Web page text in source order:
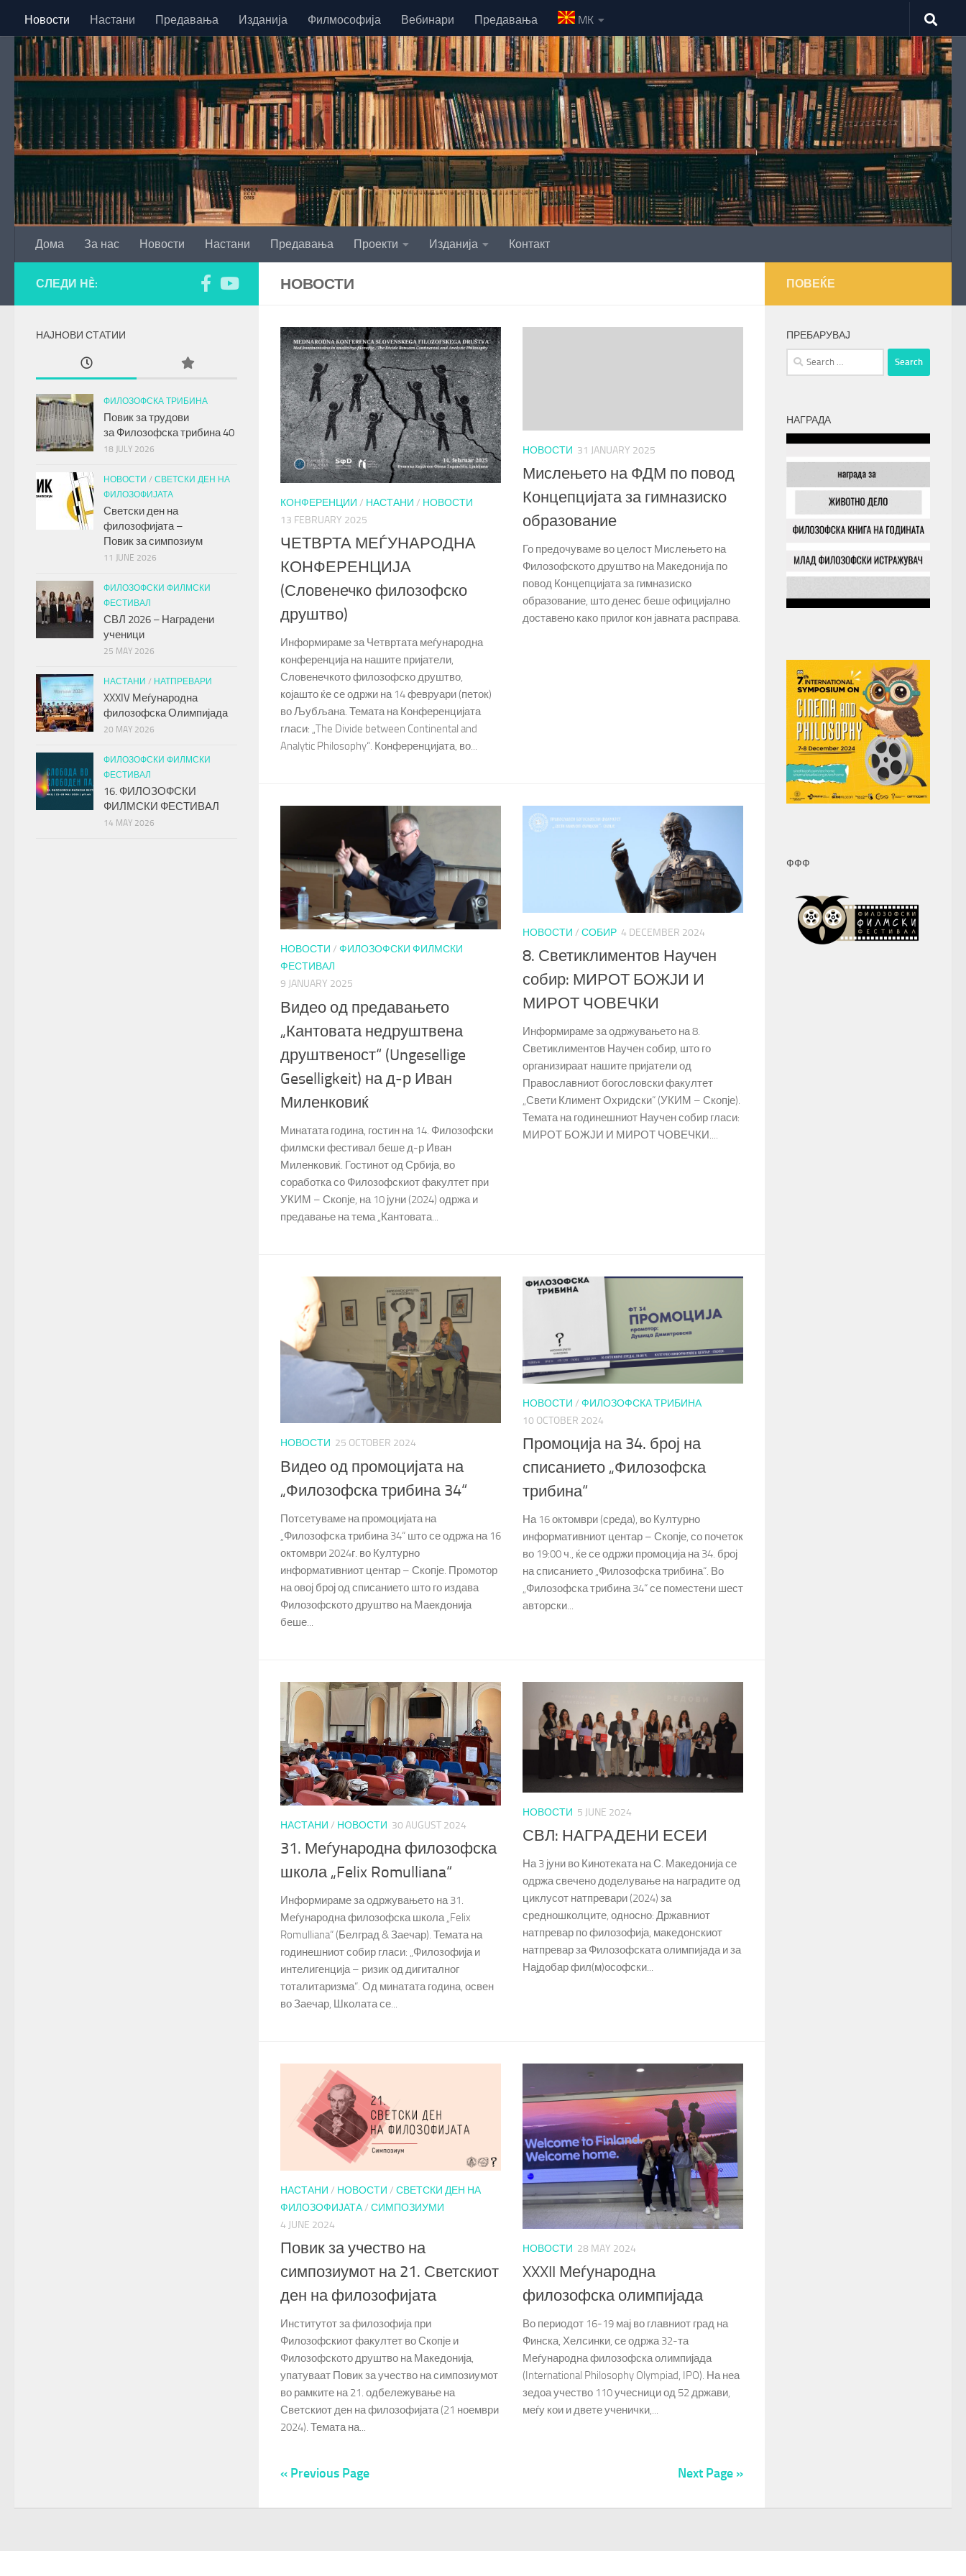
Skip to content
Новости Настани Предавања Изданија Филмософија Вебинари Предавања MK
Дома За нас Новости Настани Предавања Проекти Изданија Контакт
НОВОСТИ
КОНФЕРЕНЦИИ / НАСТАНИ / НОВОСТИ
13 FEBRUARY 2025
ЧЕТВРТА МЕЃУНАРОДНА
КОНФЕРЕНЦИЈА
(Словенечко филозофско
друштво)
Информираме за Четвртата меѓународна
конференција на нашите пријатели,
Словенечкото филозофско друштво,
којашто ќе се одржи на 14 февруари (петок)
во Љубљана. Темата на Конференцијата
гласи: „The Divide between Continental and
Analytic Philosophy“. Конференцијата, во...
НОВОСТИ 31 JANUARY 2025
Мислењето на ФДМ по повод
Концепцијата за гимназиско
образование
Го предочуваме во целост Мислењето на
Филозофското друштво на Македонија по
повод Концепцијата за гимназиско
образование, што денес беше официјално
доставено како прилог кон јавната расправа.
НОВОСТИ / ФИЛОЗОФСКИ ФИЛМСКИ
ФЕСТИВАЛ
9 JANUARY 2025
Видео од предавањето
„Кантовата недруштвена
друштвеност“ (Ungesellige
Geselligkeit) на д-р Иван
Миленковиќ
Минатата година, гостин на 14. Филозофски
филмски фестивал беше д-р Иван
Миленковиќ. Гостинот од Србија, во
соработка со Филозофскиот факултет при
УКИМ – Скопје, на 10 јуни (2024) одржа и
предавање на тема „Кантовата...
НОВОСТИ / СОБИР 4 DECEMBER 2024
8. Светиклиментов Научен
собир: МИРОТ БОЖЈИ И
МИРОТ ЧОВЕЧКИ
Информираме за одржувањето на 8.
Светиклиментов Научен собир, што го
организираат нашите пријатели од
Православниот богословски факултет
„Свети Климент Охридски“ (УКИМ – Скопје).
Темата на годинешниот Научен собир гласи:
МИРОТ БОЖЈИ И МИРОТ ЧОВЕЧКИ....
НОВОСТИ 25 OCTOBER 2024
Видео од промоцијата на
„Филозофска трибина 34“
Потсетуваме на промоцијата на
„Филозофска трибина 34“ што се одржа на 16
октомври 2024г. во Културно
информативниот центар – Скопје. Промотор
на овој број од списанието што го издава
Филозофското друштво на Маекдонија
беше...
НОВОСТИ / ФИЛОЗОФСКА ТРИБИНА
10 OCTOBER 2024
Промоција на 34. број на
списанието „Филозофска
трибина“
На 16 октомври (среда), во Културно
информативниот центар – Скопје, со почеток
во 19:00 ч., ќе се одржи промоција на 34. број
на списанието „Филозофска трибина“. Во
„Филозофска трибина 34“ се поместени шест
авторски...
НАСТАНИ / НОВОСТИ 30 AUGUST 2024
31. Меѓународна филозофска
школа „Felix Romulliana“
Информираме за одржувањето на 31.
Меѓународна филозофска школа „Felix
Romulliana“ (Белград & Заечар). Темата на
годинешниот собир гласи: „Филозофија и
интелигенција – ризик од дигиталног
тоталитаризма“. Од минатата година, освен
во Заечар, Школата се...
НОВОСТИ 5 JUNE 2024
СВЛ: НАГРАДЕНИ ЕСЕИ
На 3 јуни во Кинотеката на С. Македонија се
одржа свечено доделување на наградите од
циклусот натпревари (2024) за
средношколците, односно: Државниот
натпревар по филозофија, македонскиот
натпревар за Филозофската олимпијада и за
Најдобар фил(м)ософски...
НАСТАНИ / НОВОСТИ / СВЕТСКИ ДЕН НА
ФИЛОЗОФИЈАТА/ СИМПОЗИУМИ
4 JUNE 2024
Повик за учество на
симпозиумот на 21. Светскиот
ден на филозофијата
Институтот за филозофија при
Филозофскиот факултет во Скопје и
Филозофското друштво на Македонија,
упатуваат Повик за учество на симпозиумот
во рамките на 21. одбележување на
Светскиот ден на филозофијата (21 ноември
2024). Темата на...
НОВОСТИ 28 MAY 2024
XXXII Меѓународна
филозофска олимпијада
Во периодот 16-19 мај во главниот град на
Финска, Хелсинки, се одржа 32-та
Меѓународна филозофска олимпијада
(International Philosophy Olympiad, IPO). На неа
зедоа учество 110 учесници од 52 држави,
меѓу кои и двете ученички,...
« Previous Page Next Page »
СЛЕДИ НÈ:
НАЈНОВИ СТАТИИ
ФИЛОЗОФСКА ТРИБИНА
Повик за трудови
за Филозофска трибина40
18 JULY 2026
НОВОСТИ / СВЕТСКИ ДЕН НА
ФИЛОЗОФИЈАТА
Светски ден на
филозофијата –
Повик за симпозиум
11 JUNE 2026
ФИЛОЗОФСКИ ФИЛМСКИ
ФЕСТИВАЛ
СВЛ 2026 – Наградени
ученици
25 MAY 2026
НАСТАНИ / НАТПРЕВАРИ
XXXIV Меѓународна
филозофска Олимпијада
20 MAY 2026
ФИЛОЗОФСКИ ФИЛМСКИ
ФЕСТИВАЛ
16. ФИЛОЗОФСКИ
ФИЛМСКИ ФЕСТИВАЛ
14 MAY 2026
ПОВЕЌЕ
ПРЕБАРУВАЈ
Search
for:
НАГРАДА
ФФФ